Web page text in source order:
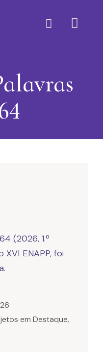
(2026, 1.º
XVI ENAPP, foi
em Destaque,